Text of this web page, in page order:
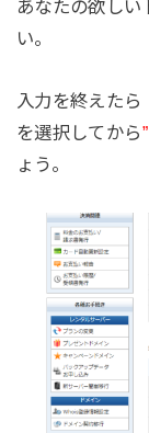
あなたの欲し
い。
入力を終えた
を選択してから
ょう。